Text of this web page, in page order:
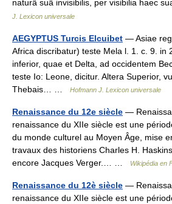
naturâ suâ invisibilis, per visibilia haec
J. Lexicon universale
AEGYPTUS Turcis Elcuibet — Asiae
Africa discribatur) teste Mela l. 1. c. 9. in
inferior, quae et Delta, ad occidentem
teste Io: Leone, dicitur. Altera Superior,
Thebais… …
Hofmann J. Lexicon universale
Renaissance du 12e siècle —
renaissance du XIIe siècle est une
du monde culturel au Moyen Âge, mise
travaux des historiens Charles H.
encore Jacques Verger.… …
Wikipédia en
Renaissance du 12è siècle —
renaissance du XIIe siècle est une